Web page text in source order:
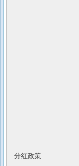
分红政策